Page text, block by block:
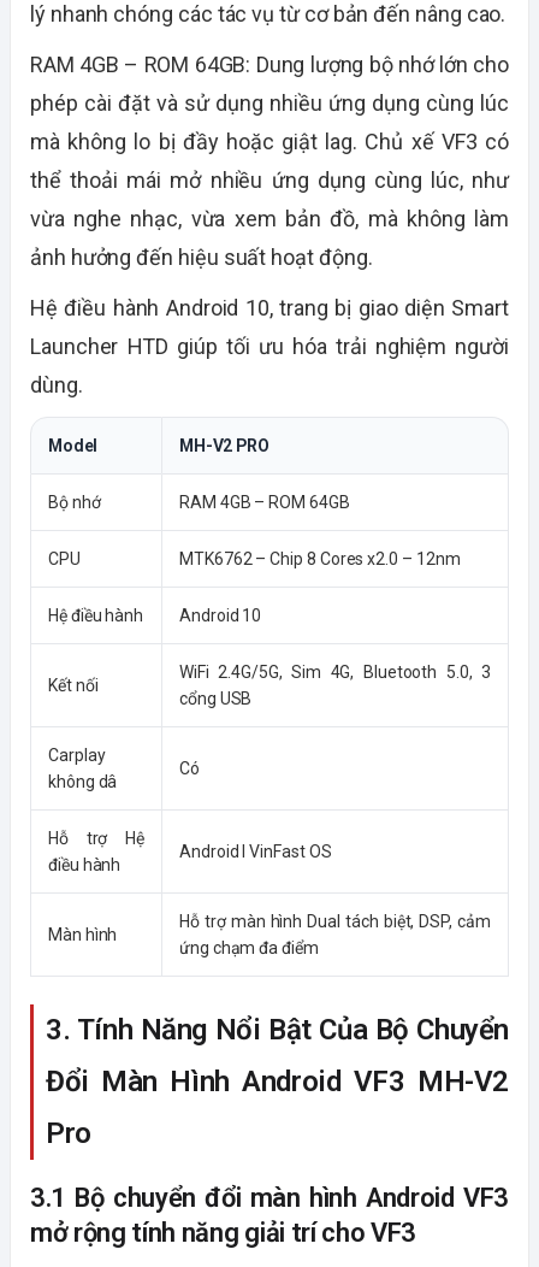
lý nhanh chóng các tác vụ từ cơ bản đến nâng cao.
RAM 4GB – ROM 64GB: Dung lượng bộ nhớ lớn cho
phép cài đặt và sử dụng nhiều ứng dụng cùng lúc
mà không lo bị đầy hoặc giật lag. Chủ xế VF3 có
thể thoải mái mở nhiều ứng dụng cùng lúc, như
vừa nghe nhạc, vừa xem bản đồ, mà không làm
ảnh hưởng đến hiệu suất hoạt động.
Hệ điều hành Android 10, trang bị giao diện Smart
Launcher HTD giúp tối ưu hóa trải nghiệm người
dùng.
Model MH-V2 PRO
Bộ nhớ RAM 4GB – ROM 64GB
CPU MTK6762 – Chip 8 Cores x2.0 – 12nm
Hệ điều hành Android 10
Kết nối
WiFi 2.4G/5G, Sim 4G, Bluetooth 5.0, 3
cổng USB
Carplay
không dâ
Có
Hỗ trợ Hệ
điều hành
Android I VinFast OS
Màn hình
Hỗ trợ màn hình Dual tách biệt, DSP, cảm
ứng chạm đa điểm
3. Tính Năng Nổi Bật Của Bộ Chuyển
Đổi Màn Hình Android VF3 MH-V2
Pro
3.1 Bộ chuyển đổi màn hình Android VF3
mở rộng tính năng giải trí cho VF3